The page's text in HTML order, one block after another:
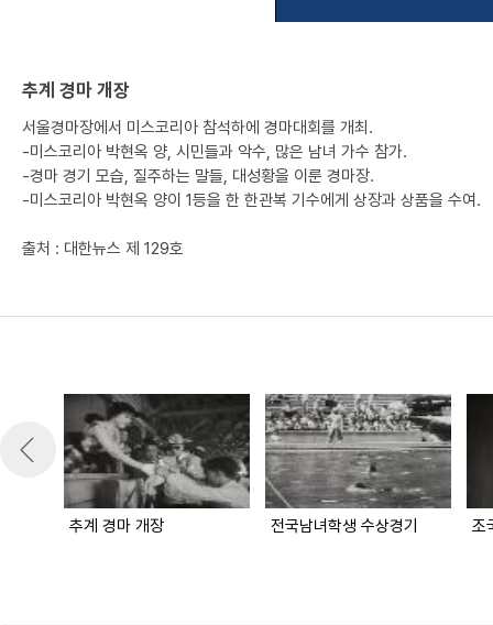
추계 경마 개장
서울경마장에서 미스코리아 참석하에 경마대회를 개최.
-미스코리아 박현옥 양, 시민들과 악수, 많은 남녀 가수 참가.
-경마 경기 모습, 질주하는 말들, 대성황을 이룬 경마장.
-미스코리아 박현옥 양이 1등을 한 한관복 기수에게 상장과 상품을 수여.
출처 : 대한뉴스 제 129호
추계 경마 개장 전국남녀학생 수상경기 조